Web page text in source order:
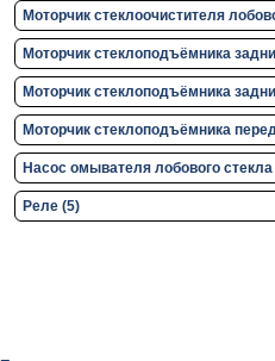
Моторчик стеклоочистителя
Моторчик стеклоподъёмника
Моторчик стеклоподъёмника
Моторчик стеклоподъёмника
Насос омывателя лобового стекла
Реле (5)